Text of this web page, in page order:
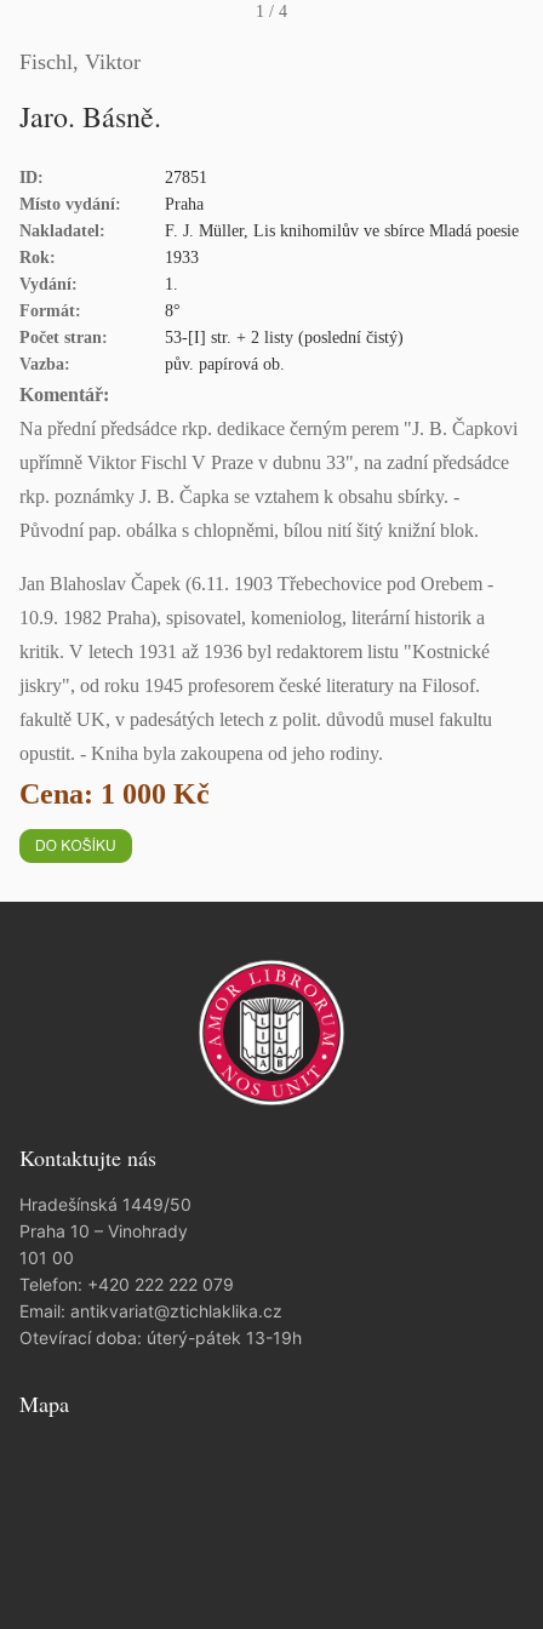
1 / 4
Fischl, Viktor
Jaro. Básně.
ID:
27851
Místo vydání:
Praha
Nakladatel:
F. J. Müller, Lis knihomilův ve sbírce Mladá poesie
Rok:
1933
Vydání:
1.
Formát:
8°
Počet stran:
53-[I] str. + 2 listy (poslední čistý)
Vazba:
pův. papírová ob.
Komentář:
Na přední předsádce rkp. dedikace černým perem "J. B. Čapkovi
upřímně Viktor Fischl V Praze v dubnu 33", na zadní předsádce
rkp. poznámky J. B. Čapka se vztahem k obsahu sbírky. -
Původní pap. obálka s chlopněmi, bílou nití šitý knižní blok.
Jan Blahoslav Čapek (6.11. 1903 Třebechovice pod Orebem -
10.9. 1982 Praha), spisovatel, komeniolog, literární historik a
kritik. V letech 1931 až 1936 byl redaktorem listu "Kostnické
jiskry", od roku 1945 profesorem české literatury na Filosof.
fakultě UK, v padesátých letech z polit. důvodů musel fakultu
opustit. - Kniha byla zakoupena od jeho rodiny.
Cena: 1 000 Kč
Kontaktujte nás
Hradešínská 1449/50
Praha 10 – Vinohrady
101 00
Telefon: +420 222 222 079
Email: antikvariat@ztichlaklika.cz
Otevírací doba: úterý-pátek 13-19h
Mapa